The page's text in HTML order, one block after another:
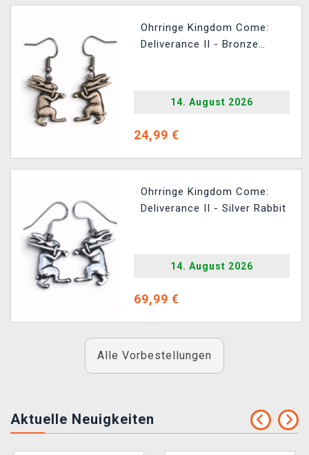
Ohrringe Kingdom Come:
Deliverance II - Bronze
14. August 2026
24,99 €
Ohrringe Kingdom Come:
Deliverance II - Silver Rabbit
14. August 2026
69,99 €
Alle Vorbestellungen
Aktuelle Neuigkeiten